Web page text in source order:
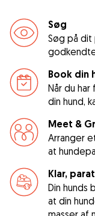
Søg
Søg på dit
Book din
Når du
din hund,
Meet &
Arranger
at
Klar,
Din hunds
at din